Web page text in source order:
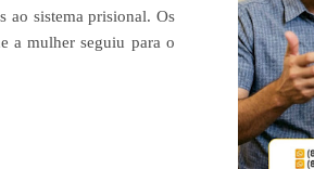
ao sistema prisional. Os
a mulher seguiu para o